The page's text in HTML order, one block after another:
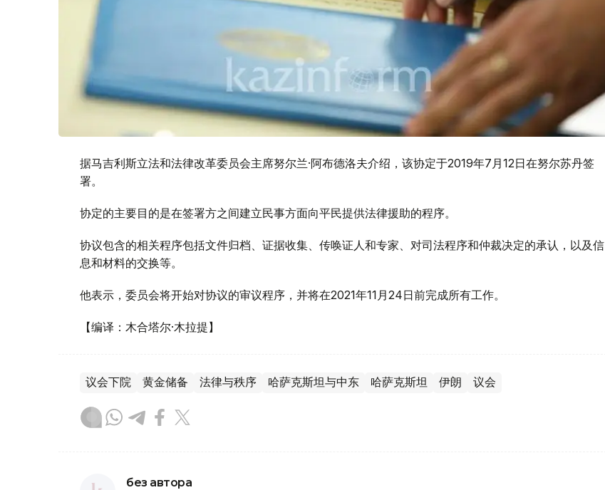
据马吉利斯立法和法律改革委员会主席努尔兰·阿布德洛夫介绍，该协定于2019年7月12日在努尔苏丹签
署。
协定的主要目的是在签署方之间建立民事方面向平民提供法律援助的程序。
协议包含的相关程序包括文件归档、证据收集、传唤证人和专家、对司法程序和仲裁决定的承认，以及信
息和材料的交换等。
他表示，委员会将开始对协议的审议程序，并将在2021年11月24日前完成所有工作。
【编译：木合塔尔·木拉提】
议会下院 黄金储备 法律与秩序 哈萨克斯坦与中东 哈萨克斯坦 伊朗 议会
без автора